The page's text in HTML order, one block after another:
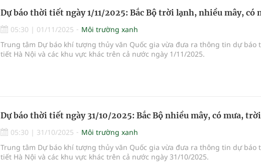
Dự báo thời tiết ngày 1/11/2025: Bắc Bộ trời lạnh, nhiều mây, có
05:30 | 01/11/2025
Môi trường xanh
Trung tâm Dự báo khí tượng thủy văn Quốc gia vừa đưa ra thông tin dự báo
tiết Hà Nội và các khu vực khác trên cả nước ngày 1/11/2025.
Dự báo thời tiết ngày 31/10/2025: Bắc Bộ nhiều mây, có mưa,
05:30 | 31/10/2025
Môi trường xanh
Trung tâm Dự báo khí tượng thủy văn Quốc gia vừa đưa ra thông tin dự báo
tiết Hà Nội và các khu vực khác trên cả nước ngày 31/10/2025.